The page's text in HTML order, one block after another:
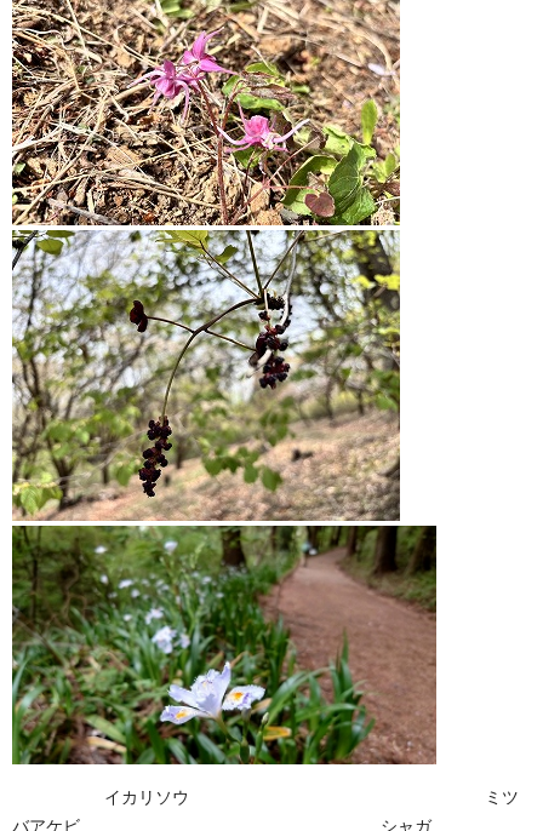
イカリソウ ミツ
バアケビ シャガ